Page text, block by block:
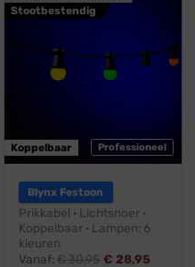
Stootbestendig
Professioneel
Koppelbaar
Blynx Festoon
Prikkabel · Lichtsnoer ·
Koppelbaar · Lampen: 6
kleuren
Vanaf:€30,95 € 28,95